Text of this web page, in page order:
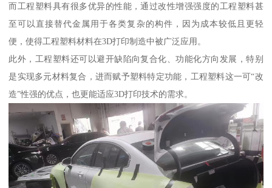
而工程塑料具有很多优异的性能，通过改性增强强度的工程塑料甚
至可以直接替代金属用于各类复杂的构件，因为成本较低且更轻
便，使得工程塑料材料在3D打印制造中被广泛应用。
此外，工程塑料还可以避开缺陷向复合化、功能化方向发展，特别
是实现多元材料复合，进而赋予塑料特定功能，工程塑料这一可“改
造”性强的优点，也更能适应3D打印技术的需求。